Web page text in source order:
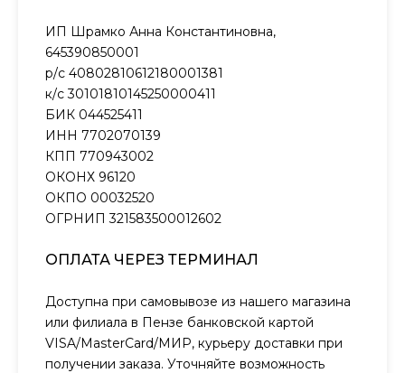
ИП Шрамко Анна Константиновна,
645390850001
р/с 40802810612180001381
к/с 30101810145250000411
БИК 044525411
ИНН 7702070139
КПП 770943002
ОКОНХ 96120
ОКПО 00032520
ОГРНИП 321583500012602
ОПЛАТА ЧЕРЕЗ ТЕРМИНАЛ
Доступна при самовывозе из нашего магазина
или филиала в Пензе банковской картой
VISA/MasterCard/МИР, курьеру доставки при
получении заказа. Уточняйте возможность